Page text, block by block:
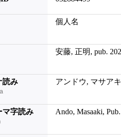
個人名
安藤, 正明, pub.
読み アンドウ, マサア
マ字読み Ando, Masaaki,